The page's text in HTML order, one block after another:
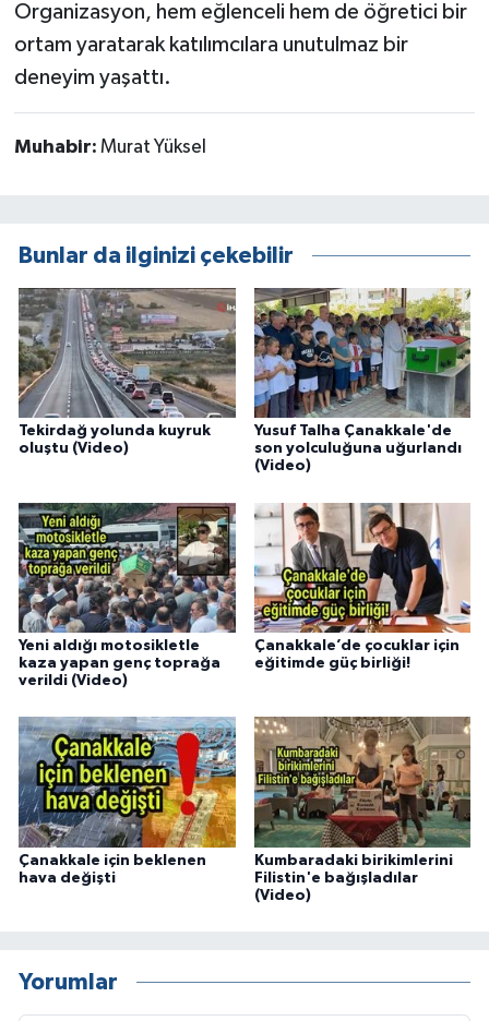
Organizasyon, hem eğlenceli hem de öğretici bir
ortam yaratarak katılımcılara unutulmaz bir
deneyim yaşattı.
Muhabir: Murat Yüksel
Bunlar da ilginizi çekebilir
Tekirdağ yolunda kuyruk
oluştu (Video)
Yusuf Talha Çanakkale'de
son yolculuğuna uğurlandı
(Video)
Yeni aldığı motosikletle
kaza yapan genç toprağa
verildi (Video)
Çanakkale’de çocuklar için
eğitimde güç birliği!
Çanakkale için beklenen
hava değişti
Kumbaradaki birikimlerini
Filistin'e bağışladılar
(Video)
Yorumlar